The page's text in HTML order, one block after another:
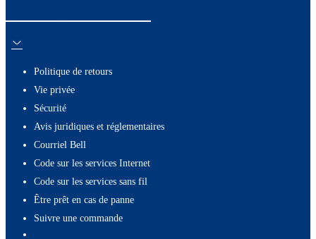
Politique de retours
Vie privée
Sécurité
Avis juridiques et réglementaires
Courriel Bell
Code sur les services Internet
Code sur les services sans fil
Être prêt en cas de panne
Suivre une commande